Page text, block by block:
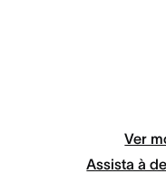
Ver
Assista à